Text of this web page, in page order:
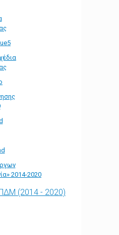
2014-2020
(2014 - 2020)